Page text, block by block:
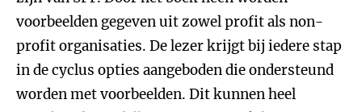
voorbeelden gegeven uit zowel profit als non-
profit organisaties. De lezer krijgt bij iedere stap
in de cyclus opties aangeboden die ondersteund
worden met voorbeelden. Dit kunnen heel